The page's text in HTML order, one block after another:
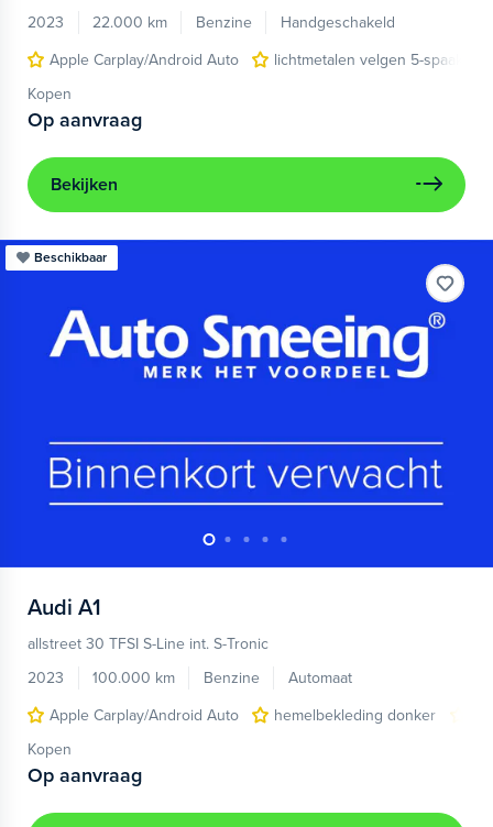
2023
22.000 km Benzine
Handgeschakeld
Apple Carplay/Android Auto
lichtmetalen velgen 5-spaaks
Kopen
Op aanvraag
Bekijken
Beschikbaar
Audi A1
allstreet 30 TFSI S-Line int. S-Tronic
2023
100.000 km Benzine
Automaat
Apple Carplay/Android Auto
hemelbekleding donker
Kopen
Op aanvraag